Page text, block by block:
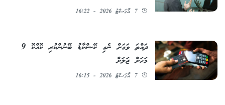
7 އޯގަސްޓު 2026 - 16:22
ދައްތަ ވަގަށް ނެގި ކޭޝްކާޑު ބޭނުންކުރި ކޮއްކޮ 9
މަހަށް ޖަލަށް
7 އޯގަސްޓު 2026 - 16:15